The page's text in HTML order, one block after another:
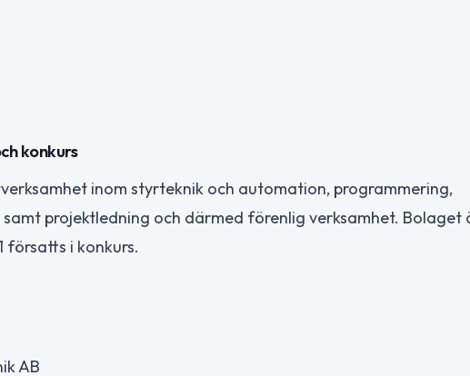
konkurs
inom styrteknik och automation, programmering,
projektledning och därmed förenlig verksamhet. Bolaget
försatts i konkurs.
AB